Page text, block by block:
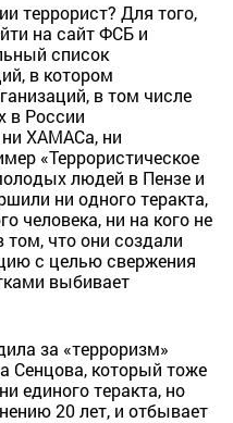
террорист? Для того,
на сайт ФСБ и
список
в котором
в том числе
в России
ни ХАМАСа, ни
«Террористическое
людей в Пензе и
ни одного теракта,
человека, ни на кого не
том, что они создали
с целью свержения
выбивает
за «терроризм»
Сенцова, который тоже
единого теракта, но
20 лет, и отбывает